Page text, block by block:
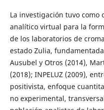
La investigación tuvo
analítico virtual para la
de los laboratorios de
estado Zulia,
Ausubel y Otros (2014),
(2018); INPELUZ (2009),
positivista, enfoque
no experimental,